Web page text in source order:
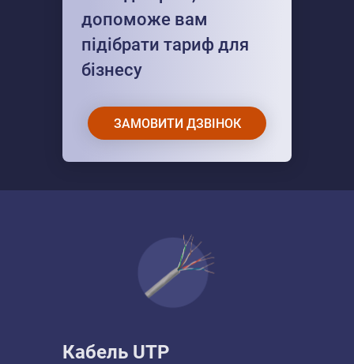
допоможе вам
підібрати тариф для
бізнесу
ЗАМОВИТИ ДЗВІНОК
Кабель UTP